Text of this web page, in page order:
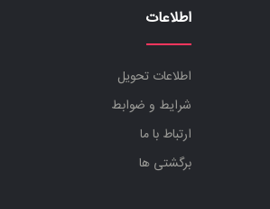
اطلاعات
اطلاعات تحویل
شرایط و ضوابط
ارتباط با ما
برگشتی ها